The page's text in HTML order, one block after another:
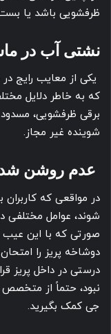
ظرفشویی باشد یا
نشتی آب در
یکی از معایب رایج
که به خاطر دلایل
برقی ظرفشویی،
شوینده غیر مجاز.
عدم روشن
در مواقعی که
شوند، عوامل مختلفی
صورتی که با این عیب
دوشاخه پریز را
درستی در داخل پریز
نبود، حتماً از
جی کمک بگیرید.